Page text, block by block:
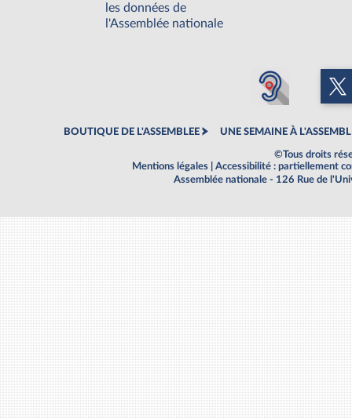
les données de
l'Assemblée nationale
BOUTIQUE DE L'ASSEMBLEE UNE SEMAINE À
©Tous droits
Mentions légales
Accessibilité : partiellement
Assemblée nationale - 126 Rue de